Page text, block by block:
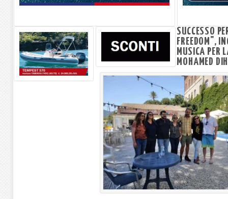
SUCCESSO
FREEDOM",
MUSICA PER
MOHAMED